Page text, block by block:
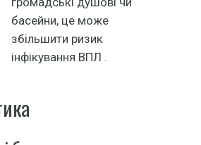
басейни, це може
збільшити ризик
інфікування ВПЛ .